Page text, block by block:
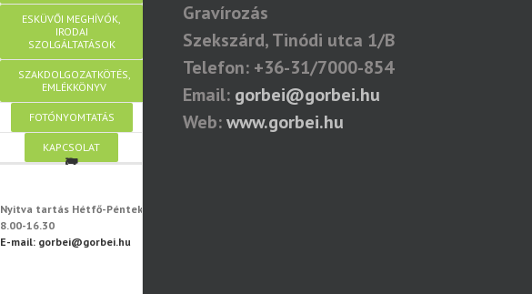
ESKÜVŐI MEGHÍVÓK,
IRODAI
SZOLGÁLTATÁSOK
SZAKDOLGOZATKÖTÉS,
EMLÉKKÖNYV
FOTÓNYOMTATÁS
KAPCSOLAT
Nyitva tartás Hétfő-Péntek
8.00-16.30
E-mail: gorbei@gorbei.hu
Gravírozás
Szekszárd, Tinódi utca 1/B
Telefon: +36-31/7000-854
Email: gorbei@gorbei.hu
Web:www.gorbei.hu